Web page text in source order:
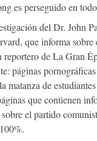
es perseguido en
del Dr. John
que informa
reportero de La Gran
páginas
matanza de
que contienen
el partido